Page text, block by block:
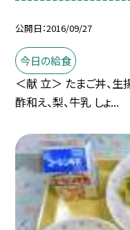
公開日 2016/09/27
今日の給食
＜献 立＞ たまご丼、生
酢和え、梨、牛乳 しょ...